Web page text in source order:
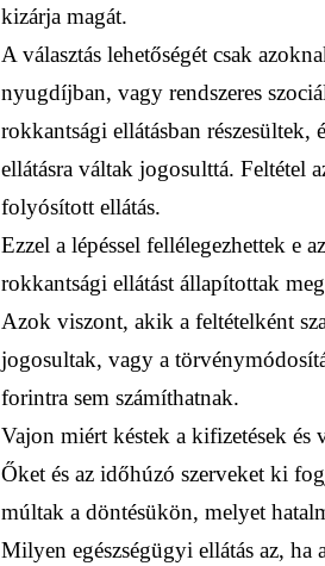
kizárja magát.
A választás lehetőségét csak
nyugdíjban, vagy rendszeres
rokkantsági ellátásban
ellátásra váltak jogosulttá. Feltétel
folyósított ellátás.
Ezzel a lépéssel fellélegezhettek
rokkantsági ellátást állapítottak
Azok viszont, akik a feltételként
jogosultak, vagy a
forintra sem számíthatnak.
Vajon miért késtek a kifizetések és
Őket és az időhúzó szerveket ki
múltak a döntésükön, melyet
Milyen egészségügyi ellátás az, ha